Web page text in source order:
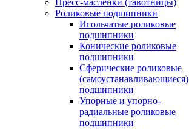
Пресс-маслёнки (тавотницы)
Роликовые подшипники
Игольчатые роликовые
подшипники
Конические роликовые
подшипники
Сферические роликовые
(самоустанавливающиеся)
подшипники
Упорные и упорно-
радиальные роликовые
подшипники